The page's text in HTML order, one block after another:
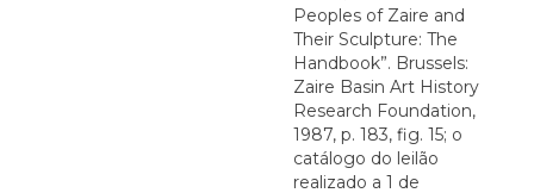
Peoples of Zaire and
Their Sculpture: The
Handbook”. Brussels:
Zaire Basin Art History
Research Foundation,
1987, p. 183, fig. 15; o
catálogo do leilão
realizado a 1 de